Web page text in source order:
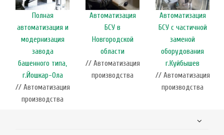
Полная
автоматизация и
модернизация
завода
башенного типа,
г.Йошкар-Ола
// Автоматизация
производства
Автоматизация
БСУ в
Новгородской
области
// Автоматизация
производства
Автоматизация
БСУ с частичной
заменой
оборудования
г.Куйбышев
// Автоматизация
производства